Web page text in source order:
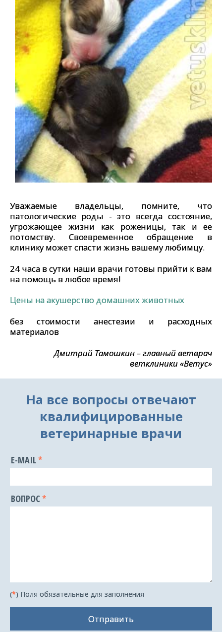
Уважаемые владельцы, помните, что
патологические роды - это всегда состояние,
угрожающее жизни как роженицы, так и ее
потомству. Своевременное обращение в
клинику может спасти жизнь вашему любимцу.
24 часа в сутки наши врачи готовы прийти к вам
на помощь в любое время!
Цены на акушерство домашних животных
без стоимости анестезии и расходных
материалов
Дмитрий Тамошкин – главный ветврач
ветклиники «Ветус»
На все вопросы отвечают
квалифицированные
ветеринарные врачи
E-MAIL
ВОПРОС
(*) Поля обязательные для заполнения
Отправить